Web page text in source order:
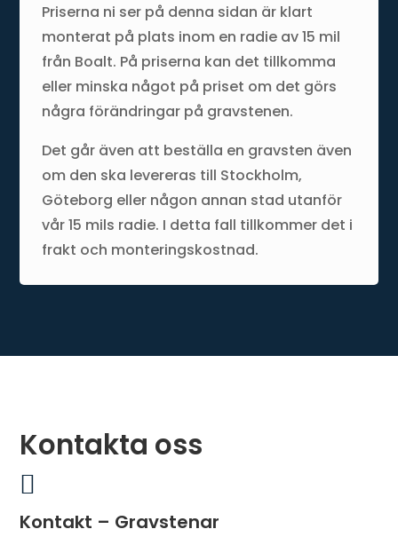
Priserna ni ser på denna sidan är klart
monterat på plats inom en radie av 15 mil
från Boalt. På priserna kan det tillkomma
eller minska något på priset om det görs
några förändringar på gravstenen.
Det går även att beställa en gravsten även
om den ska levereras till Stockholm,
Göteborg eller någon annan stad utanför
vår 15 mils radie. I detta fall tillkommer det i
frakt och monteringskostnad.
Kontakta oss

Kontakt – Gravstenar